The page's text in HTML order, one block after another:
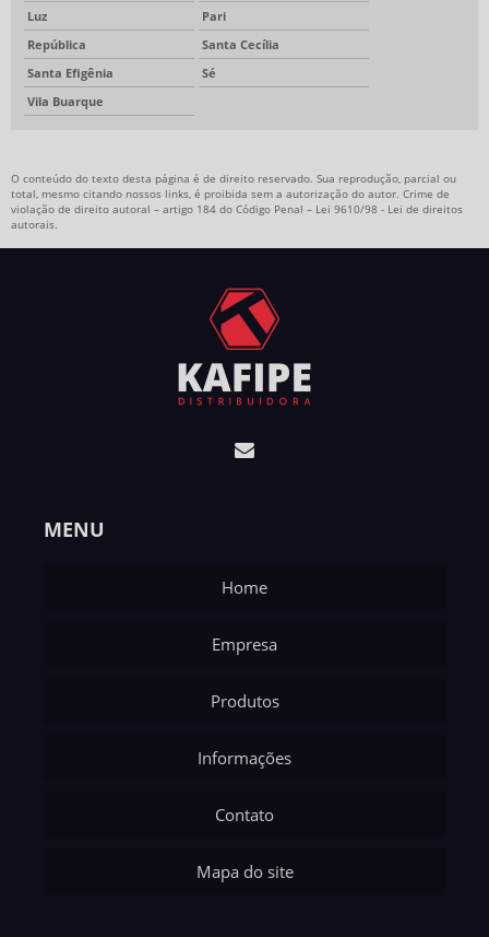
Luz
Pari
República
Santa Cecília
Santa Efigênia
Sé
Vila Buarque
O conteúdo do texto desta página é de direito reservado. Sua reprodução, parcial ou
total, mesmo citando nossos links, é proibida sem a autorização do autor. Crime de
violação de direito autoral – artigo 184 do Código Penal – Lei 9610/98 - Lei de direitos
autorais.
MENU
Home
Empresa
Produtos
Informações
Contato
Mapa do site